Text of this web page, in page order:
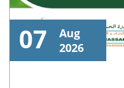
07
Aug
2026